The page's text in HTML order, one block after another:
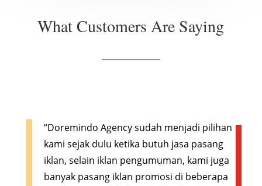
What Customers Are Saying
“Doremindo Agency sudah menjadi pilihan
kami sejak dulu ketika butuh jasa pasang
iklan, selain iklan pengumuman, kami juga
banyak pasang iklan promosi di beberapa